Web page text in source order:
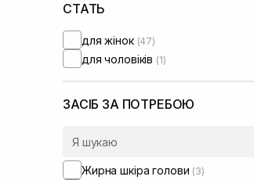
СТАТЬ
для жінок (47)
для чоловіків (1)
ЗАСІБ ЗА ПОТРЕБОЮ
Жирна шкіра голови (3)